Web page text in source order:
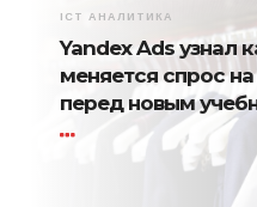
ICT АНАЛИТИКА
Yandex Ads узнал
меняется спрос
перед новым